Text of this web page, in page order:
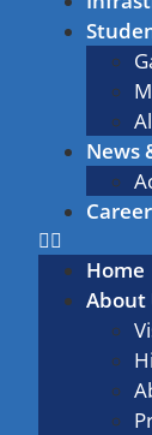
News
Career
Home
About